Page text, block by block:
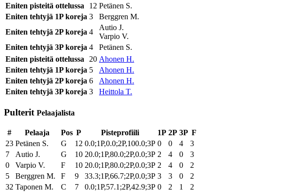
Eniten pisteitä ottelussa
12 Petänen S.
Eniten tehtyjä 1P koreja 3
Berggren M.
Eniten tehtyjä 2P koreja 4
Autio J.
Varpio V.
Eniten tehtyjä 3P koreja 4
Petänen S.
Eniten pisteitä ottelussa
20 Ahonen H.
Eniten tehtyjä 1P koreja 5
Ahonen H.
Eniten tehtyjä 2P koreja 6
Ahonen H.
Eniten tehtyjä 3P koreja 3 Heittola T.
Pulterit Pelaajalista
# Pelaaja Pos P Pisteprofiili 1P 2P 3P F
23 Petänen S. G 12 0.0;1P,0.0;2P,100.0;3P 0 0 4
3
7
Autio J. G 10 20.0;1P,80.0;2P,0.0;3P 2 4 0
3
0
Varpio V. F 10 20.0;1P,80.0;2P,0.0;3P 2 4 0
2
5
Berggren M. F 9 33.3;1P,66.7;2P,0.0;3P 3 3 0
2
32 Taponen M. C 7 0.0;1P,57.1;2P,42.9;3P 0 2 1
2